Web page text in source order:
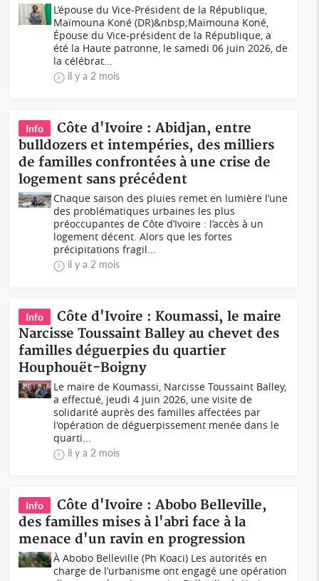
L’épouse du Vice-Président de la République,
Maïmouna Koné (DR)&nbsp;Maïmouna Koné,
Épouse du Vice-président de la République, a
été la Haute patronne, le samedi 06 juin 2026, de
la célébrat...
il y a 2 mois
Info
Côte d'Ivoire : Abidjan, entre
bulldozers et intempéries, des milliers
de familles confrontées à une crise de
logement sans précédent
Chaque saison des pluies remet en lumière l’une
des problématiques urbaines les plus
préoccupantes de Côte d’Ivoire : l’accès à un
logement décent. Alors que les fortes
précipitations fragil...
il y a 2 mois
Info
Côte d'Ivoire : Koumassi, le maire
Narcisse Toussaint Balley au chevet des
familles déguerpies du quartier
Houphouët-Boigny
Le maire de Koumassi, Narcisse Toussaint Balley,
a effectué, jeudi 4 juin 2026, une visite de
solidarité auprès des familles affectées par
l'opération de déguerpissement menée dans le
quarti...
il y a 2 mois
Info
Côte d'Ivoire : Abobo Belleville,
des familles mises à l'abri face à la
menace d'un ravin en progression
À Abobo Belleville (Ph Koaci) Les autorités en
charge de l’urbanisme ont engagé une opération